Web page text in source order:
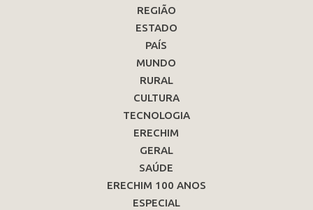
REGIÃO
ESTADO
PAÍS
MUNDO
RURAL
CULTURA
TECNOLOGIA
ERECHIM
GERAL
SAÚDE
ERECHIM 100 ANOS
ESPECIAL